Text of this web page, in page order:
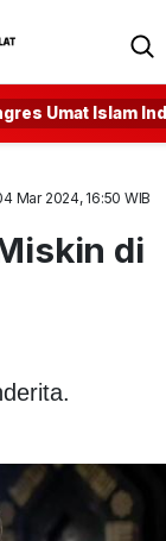
Umat Islam
Mar 2024, 16:50 WIB
di